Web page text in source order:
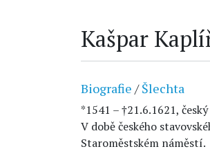
Kašpar
Biografie /Šlechta
*1541 – †21.6.1621,
V době českého
Staroměstském náměstí.